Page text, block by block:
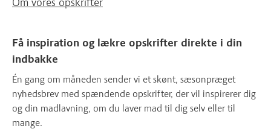
Få inspiration og lækre opskrifter direkte i din
indbakke
Én gang om måneden sender vi et skønt, sæsonpræget
nyhedsbrev med spændende opskrifter, der vil inspirerer dig
og din madlavning, om du laver mad til dig selv eller til
mange.